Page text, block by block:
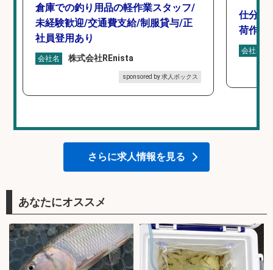
倉庫での釣り用品の軽作業スタッフ/
未経験歓迎/交通費支給/制服貸与/正
社員登用あり
会社名 株式会社REnista
sponsored by 求人ボックス
仕分け
荷作業
会社名
さらに求人情報を見る
あなたにオススメ